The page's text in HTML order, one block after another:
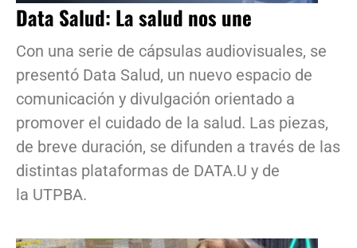
Data Salud: La salud nos une
Con una serie de cápsulas audiovisuales, se
presentó Data Salud, un nuevo espacio de
comunicación y divulgación orientado a
promover el cuidado de la salud. Las piezas,
de breve duración, se difunden a través de las
distintas plataformas de DATA.U y de
la UTPBA.